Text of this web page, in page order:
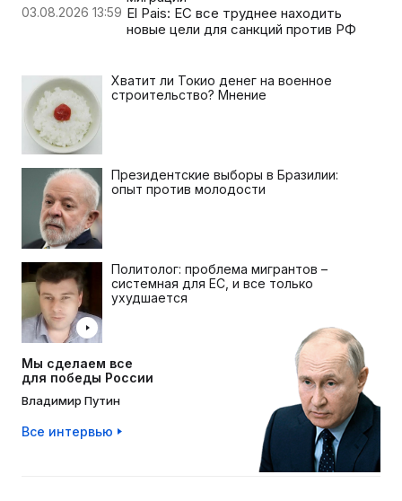
03.08.2026 13:59 El Pais: ЕС все труднее находить
новые цели для санкций против РФ
Хватит ли Токио денег на военное
строительство? Мнение
Президентские выборы в Бразилии:
опыт против молодости
Политолог: проблема мигрантов –
системная для ЕС, и все только
ухудшается
Мы сделаем все
для победы России
Владимир Путин
Все интервью